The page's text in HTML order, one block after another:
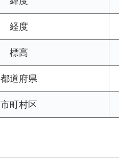
経度
標高
都道府県
市町村区